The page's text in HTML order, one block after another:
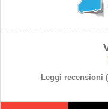
Leggi recensioni (